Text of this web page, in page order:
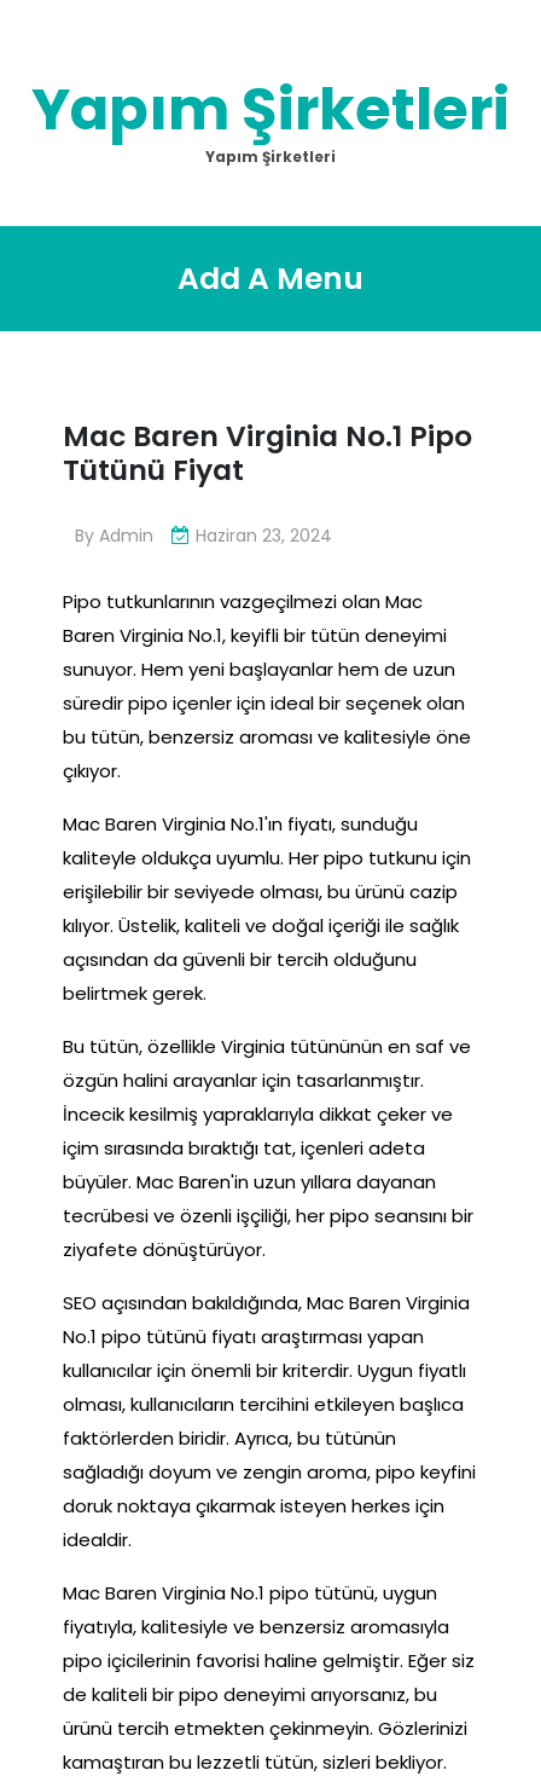
Yapım Şirketleri
Yapım Şirketleri
Add A Menu
Mac Baren Virginia No.1 Pipo
Tütünü Fiyat
By Admin Haziran 23, 2024
Pipo tutkunlarının vazgeçilmezi olan Mac
Baren Virginia No.1, keyifli bir tütün deneyimi
sunuyor. Hem yeni başlayanlar hem de uzun
süredir pipo içenler için ideal bir seçenek olan
bu tütün, benzersiz aroması ve kalitesiyle öne
çıkıyor.
Mac Baren Virginia No.1'ın fiyatı, sunduğu
kaliteyle oldukça uyumlu. Her pipo tutkunu için
erişilebilir bir seviyede olması, bu ürünü cazip
kılıyor. Üstelik, kaliteli ve doğal içeriği ile sağlık
açısından da güvenli bir tercih olduğunu
belirtmek gerek.
Bu tütün, özellikle Virginia tütününün en saf ve
özgün halini arayanlar için tasarlanmıştır.
İncecik kesilmiş yapraklarıyla dikkat çeker ve
içim sırasında bıraktığı tat, içenleri adeta
büyüler. Mac Baren'in uzun yıllara dayanan
tecrübesi ve özenli işçiliği, her pipo seansını bir
ziyafete dönüştürüyor.
SEO açısından bakıldığında, Mac Baren Virginia
No.1 pipo tütünü fiyatı araştırması yapan
kullanıcılar için önemli bir kriterdir. Uygun fiyatlı
olması, kullanıcıların tercihini etkileyen başlıca
faktörlerden biridir. Ayrıca, bu tütünün
sağladığı doyum ve zengin aroma, pipo keyfini
doruk noktaya çıkarmak isteyen herkes için
idealdir.
Mac Baren Virginia No.1 pipo tütünü, uygun
fiyatıyla, kalitesiyle ve benzersiz aromasıyla
pipo içicilerinin favorisi haline gelmiştir. Eğer siz
de kaliteli bir pipo deneyimi arıyorsanız, bu
ürünü tercih etmekten çekinmeyin. Gözlerinizi
kamaştıran bu lezzetli tütün, sizleri bekliyor.